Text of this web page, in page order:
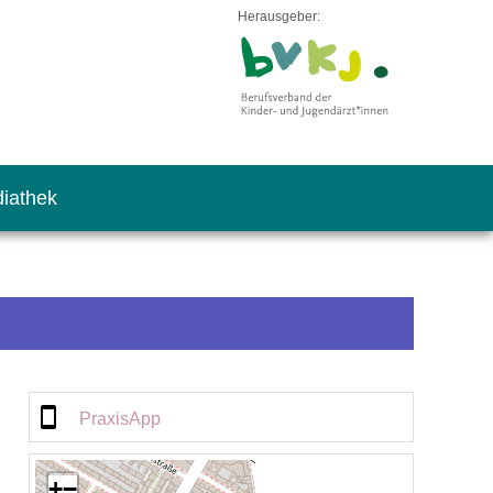
Herausgeber:
PraxisApp